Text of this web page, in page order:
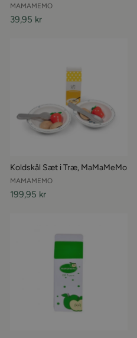
MAMAMEMO
39,95 kr
Koldskål Sæt i Træ, MaMaMeMo
MAMAMEMO
199,95 kr